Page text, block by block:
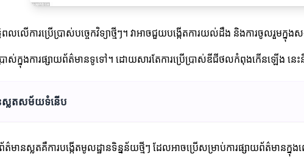
ពលលើការប្រើប្រាស់បច្ចេកវិទ្យាថ្មីៗ។ វាអាចជួយបង្កើតការយល់ដឹង និងការចូលរួម
រាស់ក្នុងការផ្សាយព័ត៌មានទូទៅ។ ដោយសារតែការប្រើប្រាស់ឌីជីថលកំពុងកើនឡើង នេ
ស្លតសម័យទំនើប
មានស្លតគឺការបង្កើតមូលដ្ឋានទិន្នន័យថ្មីៗ ដែលអាចប្រើសម្រាប់ការផ្សាយព័ត៌មានក្នុ